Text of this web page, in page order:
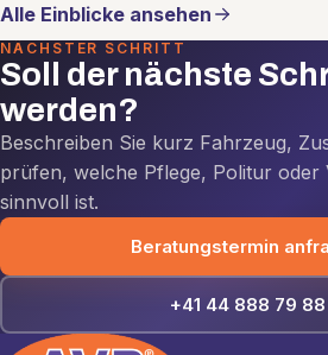
Alle Einblicke ansehen
NÄCHSTER SCHRITT
Soll der nächste
werden?
Beschreiben Sie kurz Fahrzeug,
prüfen, welche Pflege, Politur oder
sinnvoll ist.
Beratungstermin
+41 44 888 79 88